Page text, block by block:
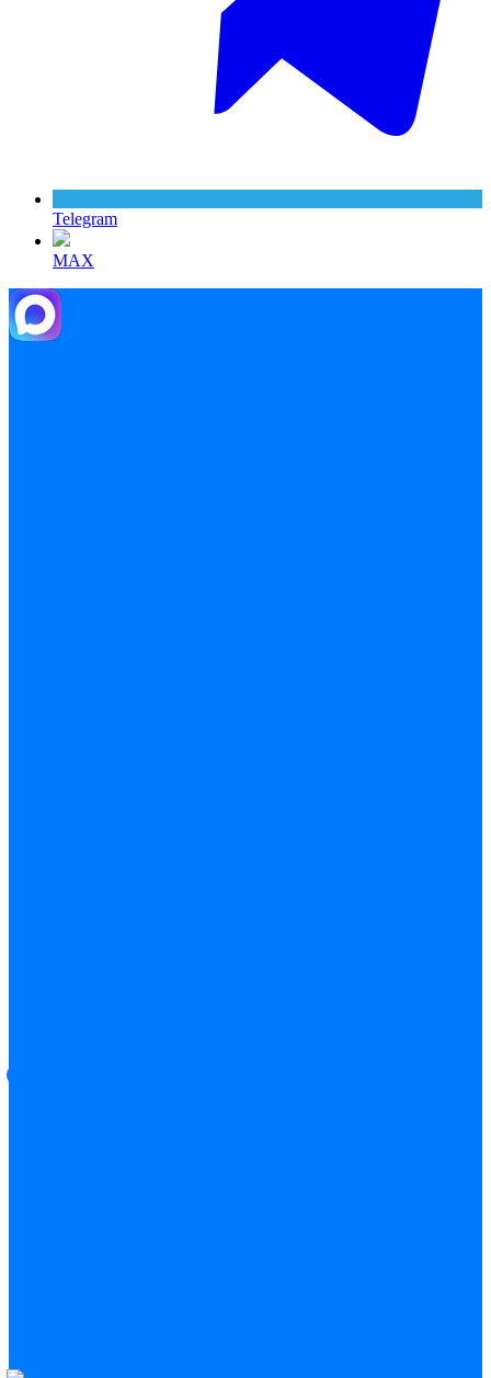
Telegram
MAX